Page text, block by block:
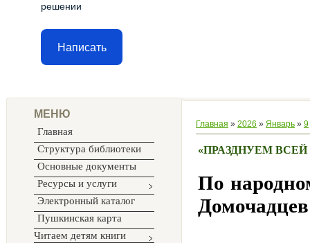
решении
Написать
МЕНЮ
Главная
Структура библиотеки
Основные документы
Ресурсы и услуги
Электронный каталог
Пушкинская карта
Читаем детям книги
Главная » 2026 » Январь » 9
«ПРАЗДНУЕМ
По